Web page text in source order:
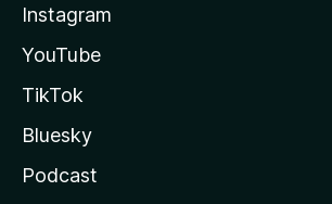
Instagram
YouTube
TikTok
Bluesky
Podcast